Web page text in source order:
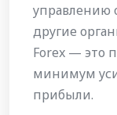
управлению
другие
Forex — это
минимум
прибыли.